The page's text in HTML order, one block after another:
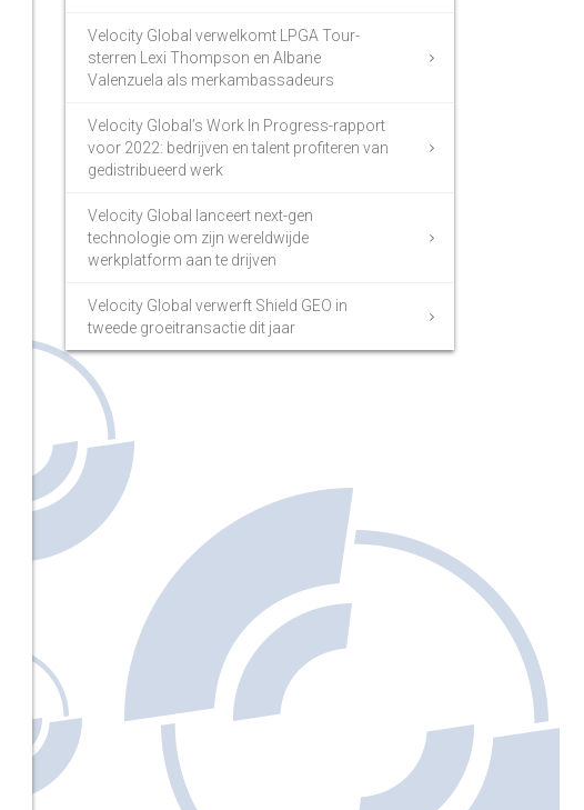
Velocity Global verwelkomt LPGA Tour-
sterren Lexi Thompson en Albane
Valenzuela als merkambassadeurs
Velocity Global’s Work In Progress-rapport
voor 2022: bedrijven en talent profiteren van
gedistribueerd werk
Velocity Global lanceert next-gen
technologie om zijn wereldwijde
werkplatform aan te drijven
Velocity Global verwerft Shield GEO in
tweede groeitransactie dit jaar